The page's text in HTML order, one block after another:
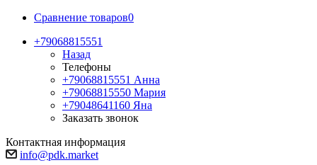
Сравнение товаров0
+79068815551
Назад
Телефоны
+79068815551 Анна
+79068815550 Мария
+79048641160 Яна
Заказать звонок
Контактная информация
info@pdk.market